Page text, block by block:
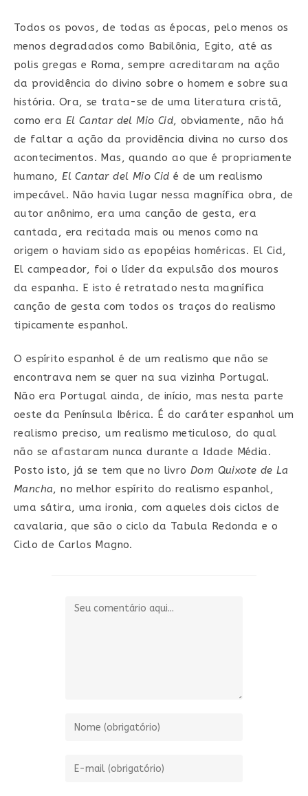
Todos os povos, de todas as épocas, pelo menos os
menos degradados como Babilônia, Egito, até as
polis gregas e Roma, sempre acreditaram na ação
da providência do divino sobre o homem e sobre sua
história. Ora, se trata-se de uma literatura cristã,
como era El Cantar del Mio Cid, obviamente, não há
de faltar a ação da providência divina no curso dos
acontecimentos. Mas, quando ao que é propriamente
humano, El Cantar del Mio Cid é de um realismo
impecável. Não havia lugar nessa magnífica obra, de
autor anônimo, era uma canção de gesta, era
cantada, era recitada mais ou menos como na
origem o haviam sido as epopéias homéricas. El Cid,
El campeador, foi o líder da expulsão dos mouros
da espanha. E isto é retratado nesta magnífica
canção de gesta com todos os traços do realismo
tipicamente espanhol.
O espírito espanhol é de um realismo que não se
encontrava nem se quer na sua vizinha Portugal.
Não era Portugal ainda, de início, mas nesta parte
oeste da Península Ibérica. É do caráter espanhol um
realismo preciso, um realismo meticuloso, do qual
não se afastaram nunca durante a Idade Média.
Posto isto, já se tem que no livro Dom Quixote de La
Mancha, no melhor espírito do realismo espanhol,
uma sátira, uma ironia, com aqueles dois ciclos de
cavalaria, que são o ciclo da Tabula Redonda e o
Ciclo de Carlos Magno.
Comentário
Digite
ou
Digite